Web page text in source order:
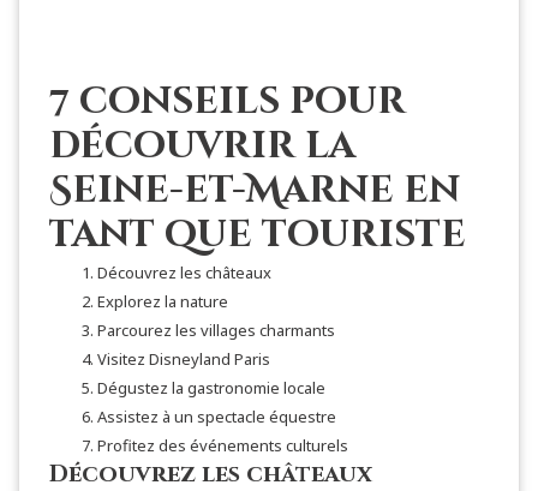
7 conseils pour
découvrir la
Seine-et-Marne en
tant que touriste
Découvrez les châteaux
Explorez la nature
Parcourez les villages charmants
Visitez Disneyland Paris
Dégustez la gastronomie locale
Assistez à un spectacle équestre
Profitez des événements culturels
Découvrez les châteaux